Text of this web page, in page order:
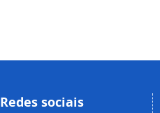
Redes sociais